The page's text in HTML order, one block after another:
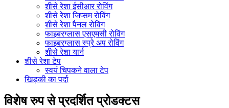
शीसे रेशा ईसीआर रोविंग
शीसे रेशा जिप्सम रोविंग
शीसे रेशा पैनल रोविंग
फाइबरग्लास एसएमसी रोविंग
फाइबरग्लास स्प्रे अप रोविंग
शीसे रेशा यार्न
शीसे रेशा टेप
स्वयं चिपकने वाला टेप
खिड़की का पर्दा
विशेष रुप से प्रदर्शित प्रोडक्टस